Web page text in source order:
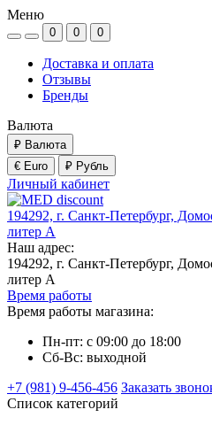
Меню
0 0 0
Доставка и оплата
Отзывы
Бренды
Валюта
₽ Валюта
€ Euro
₽ Рубль
Личный кабинет
194292, г. Санкт-Петербург,
литер А
Наш адрес:
194292, г. Санкт-Петербург,
литер А
Время работы
Время работы магазина:
Пн-пт: с 09:00 до 18:00
Сб-Вс: выходной
+7 (981) 9-456-456 Заказать
Список категорий